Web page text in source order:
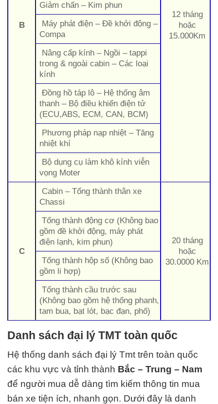
B
12 tháng
hoặc
15.000Km
Giảm chấn – Kim phun
Máy phát điện – Đề khởi động –
Compa
Nâng cấp kính – Ngồi – tappi
trong & ngoài cabin – Các loại
kính
Đồng hồ táp lô – Hệ thống âm
thanh – Bộ điều khiển điện tử
(ECU,ABS, ECM, CAN, BCM)
Phương pháp nạp nhiệt – Tăng
nhiệt khí
Bộ dụng cụ làm khô kính viễn
vọng Moter
C
Cabin – Tổng thành thân xe
Chassi
20 tháng
hoặc
30.0000 Km
Tổng thành động cơ (Không bao
gồm đề khởi động, máy phát
điện lạnh, kim phun)
Tổng thành hộp số (Không bao
gồm li hợp)
Tổng thành cầu trước sau
(Không bao gồm hệ thống phanh,
tam bua, bạt lót, bạc đạn, phố)
Danh sách đại lý TMT toàn quốc
Hệ thống danh sách đại lý Tmt trên toàn quốc
các khu vực và tỉnh thành Bắc – Trung – Nam
để người mua dễ dàng tìm kiếm thông tin mua
bán xe tiện ích, nhanh gọn. Dưới đây là danh